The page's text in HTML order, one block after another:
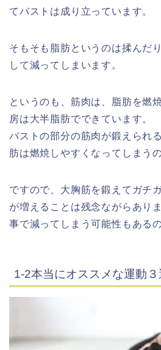
てバストは成り立っています。
そもそも脂肪というのは揉んだ
して減ってしまいます。
というのも、筋肉は、脂肪を燃
房は大半脂肪でできています。
バストの部分の筋肉が鍛えられ
肪は燃焼しやすくなってしまう
ですので、大胸筋を鍛えてガチ
が増えることは残念ながらあり
事で減ってしまう可能性もあるの
1-2本当にオススメな運動３